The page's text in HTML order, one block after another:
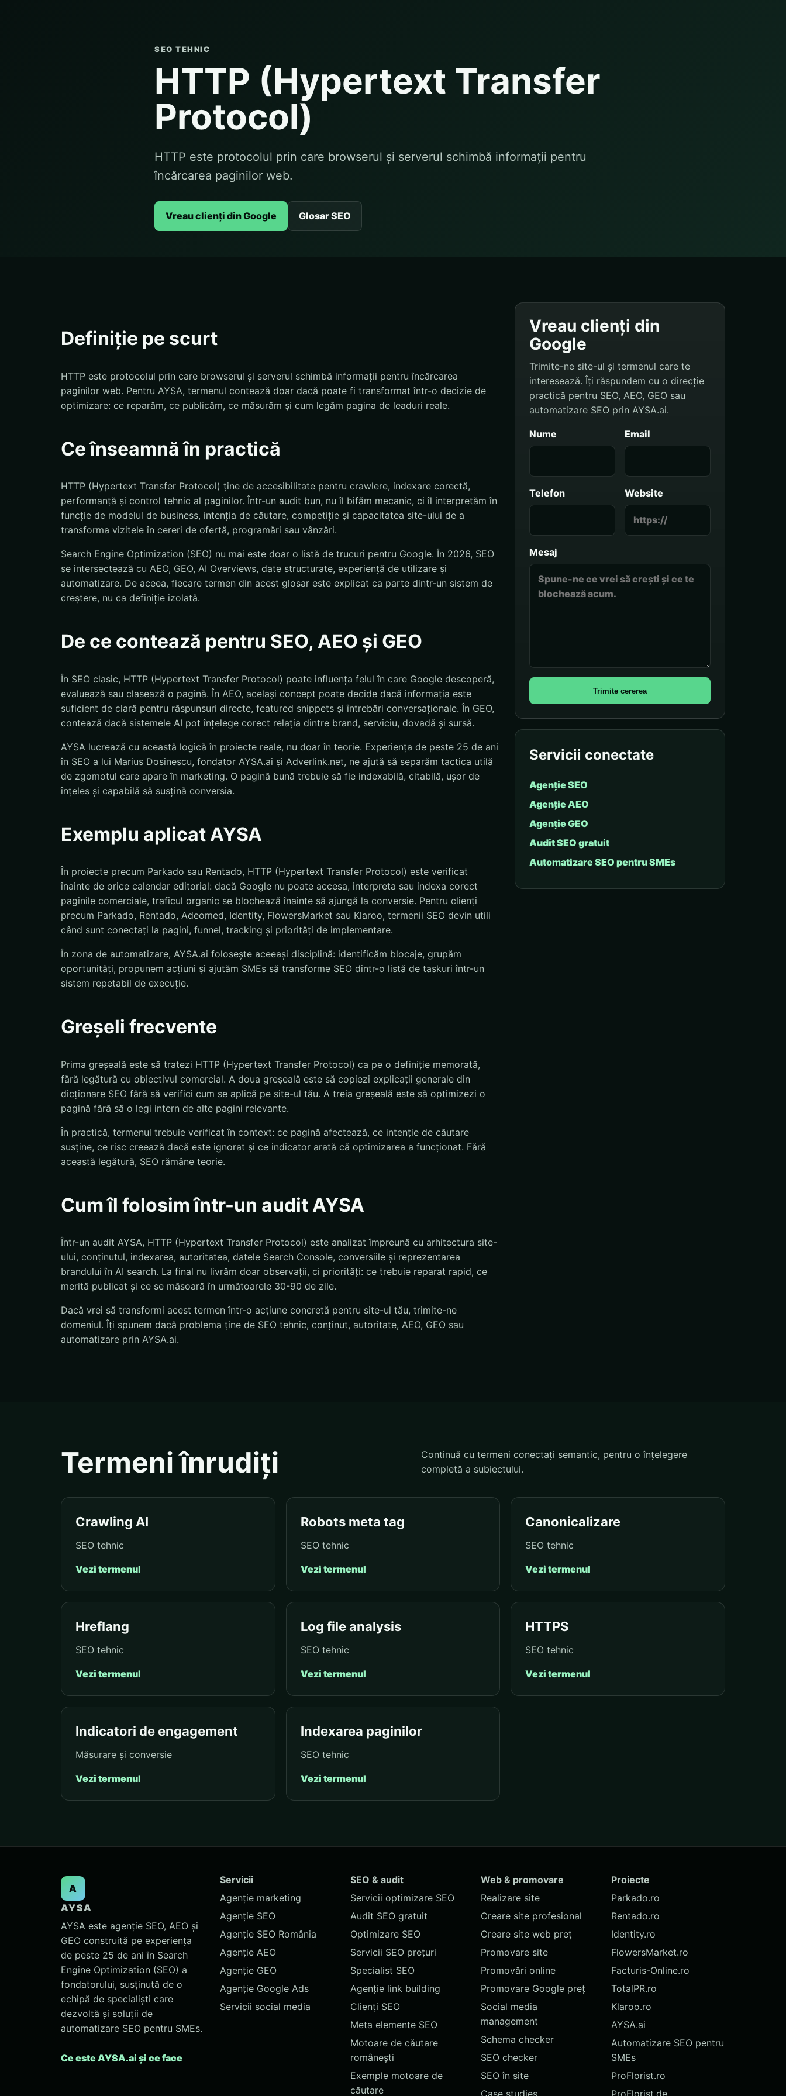
SEO TEHNIC
HTTP (Hypertext Transfer
Protocol)
HTTP este protocolul prin care browserul și serverul schimbă informații pentru
încărcarea paginilor web.
Vreau clienți din Google Glosar SEO
Definiție pe scurt
HTTP este protocolul prin care browserul și serverul schimbă informații pentru încărcarea
paginilor web. Pentru AYSA, termenul contează doar dacă poate fi transformat într-o decizie de
optimizare: ce reparăm, ce publicăm, ce măsurăm și cum legăm pagina de leaduri reale.
Ce înseamnă în practică
HTTP (Hypertext Transfer Protocol) ține de accesibilitate pentru crawlere, indexare corectă,
performanță și control tehnic al paginilor. Într-un audit bun, nu îl bifăm mecanic, ci îl interpretăm în
funcție de modelul de business, intenția de căutare, competiție și capacitatea site-ului de a
transforma vizitele în cereri de ofertă, programări sau vânzări.
Search Engine Optimization (SEO) nu mai este doar o listă de trucuri pentru Google. În 2026, SEO
se intersectează cu AEO, GEO, AI Overviews, date structurate, experiență de utilizare și
automatizare. De aceea, fiecare termen din acest glosar este explicat ca parte dintr-un sistem de
creștere, nu ca definiție izolată.
De ce contează pentru SEO, AEO și GEO
În SEO clasic, HTTP (Hypertext Transfer Protocol) poate influența felul în care Google descoperă,
evaluează sau clasează o pagină. În AEO, același concept poate decide dacă informația este
suficient de clară pentru răspunsuri directe, featured snippets și întrebări conversaționale. În GEO,
contează dacă sistemele AI pot înțelege corect relația dintre brand, serviciu, dovadă și sursă.
AYSA lucrează cu această logică în proiecte reale, nu doar în teorie. Experiența de peste 25 de ani
în SEO a lui Marius Dosinescu, fondator AYSA.ai și Adverlink.net, ne ajută să separăm tactica utilă
de zgomotul care apare în marketing. O pagină bună trebuie să fie indexabilă, citabilă, ușor de
înțeles și capabilă să susțină conversia.
Exemplu aplicat AYSA
În proiecte precum Parkado sau Rentado, HTTP (Hypertext Transfer Protocol) este verificat
înainte de orice calendar editorial: dacă Google nu poate accesa, interpreta sau indexa corect
paginile comerciale, traficul organic se blochează înainte să ajungă la conversie. Pentru clienți
precum Parkado, Rentado, Adeomed, Identity, FlowersMarket sau Klaroo, termenii SEO devin utili
când sunt conectați la pagini, funnel, tracking și priorități de implementare.
În zona de automatizare, AYSA.ai folosește aceeași disciplină: identificăm blocaje, grupăm
oportunități, propunem acțiuni și ajutăm SMEs să transforme SEO dintr-o listă de taskuri într-un
sistem repetabil de execuție.
Greșeli frecvente
Prima greșeală este să tratezi HTTP (Hypertext Transfer Protocol) ca pe o definiție memorată,
fără legătură cu obiectivul comercial. A doua greșeală este să copiezi explicații generale din
dicționare SEO fără să verifici cum se aplică pe site-ul tău. A treia greșeală este să optimizezi o
pagină fără să o legi intern de alte pagini relevante.
În practică, termenul trebuie verificat în context: ce pagină afectează, ce intenție de căutare
susține, ce risc creează dacă este ignorat și ce indicator arată că optimizarea a funcționat. Fără
această legătură, SEO rămâne teorie.
Cum îl folosim într-un audit AYSA
Într-un audit AYSA, HTTP (Hypertext Transfer Protocol) este analizat împreună cu arhitectura site-
ului, conținutul, indexarea, autoritatea, datele Search Console, conversiile și reprezentarea
brandului în AI search. La final nu livrăm doar observații, ci priorități: ce trebuie reparat rapid, ce
merită publicat și ce se măsoară în următoarele 30-90 de zile.
Dacă vrei să transformi acest termen într-o acțiune concretă pentru site-ul tău, trimite-ne
domeniul. Îți spunem dacă problema ține de SEO tehnic, conținut, autoritate, AEO, GEO sau
automatizare prin AYSA.ai.
Vreau clienți din
Google
Trimite-ne site-ul și termenul care te
interesează. Îți răspundem cu o direcție
practică pentru SEO, AEO, GEO sau
automatizare SEO prin AYSA.ai.
Nume Email
Telefon Website
Mesaj
Trimite cererea
Servicii conectate
Agenție SEO
Agenție AEO
Agenție GEO
Audit SEO gratuit
Automatizare SEO pentru SMEs
Termeni înrudiți
Continuă cu termeni conectați semantic, pentru o înțelegere
completă a subiectului.
Crawling AI
SEO tehnic
Vezi termenul
Robots meta tag
SEO tehnic
Vezi termenul
Canonicalizare
SEO tehnic
Vezi termenul
Hreflang
SEO tehnic
Vezi termenul
Log file analysis
SEO tehnic
Vezi termenul
HTTPS
SEO tehnic
Vezi termenul
Indicatori de engagement
Măsurare și conversie
Vezi termenul
Indexarea paginilor
SEO tehnic
Vezi termenul
A
AYSA
AYSA este agenție SEO, AEO și
GEO construită pe experiența
de peste 25 de ani în Search
Engine Optimization (SEO) a
fondatorului, susținută de o
echipă de specialiști care
dezvoltă și soluții de
automatizare SEO pentru SMEs.
Ce este AYSA.ai și ce face
Servicii
Agenție marketing
Agenție SEO
Agenție SEO România
Agenție AEO
Agenție GEO
Agenție Google Ads
Servicii social media
SEO & audit
Servicii optimizare SEO
Audit SEO gratuit
Optimizare SEO
Servicii SEO prețuri
Specialist SEO
Agenție link building
Clienți SEO
Meta elemente SEO
Motoare de căutare
românești
Exemple motoare de
căutare
Web & promovare
Realizare site
Creare site profesional
Creare site web preț
Promovare site
Promovări online
Promovare Google preț
Social media
management
Schema checker
SEO checker
SEO în site
Proiecte
Parkado.ro
Rentado.ro
Identity.ro
FlowersMarket.ro
Facturis-Online.ro
TotalPR.ro
Klaroo.ro
AYSA.ai
Automatizare SEO pentru
SMEs
ProFlorist.ro